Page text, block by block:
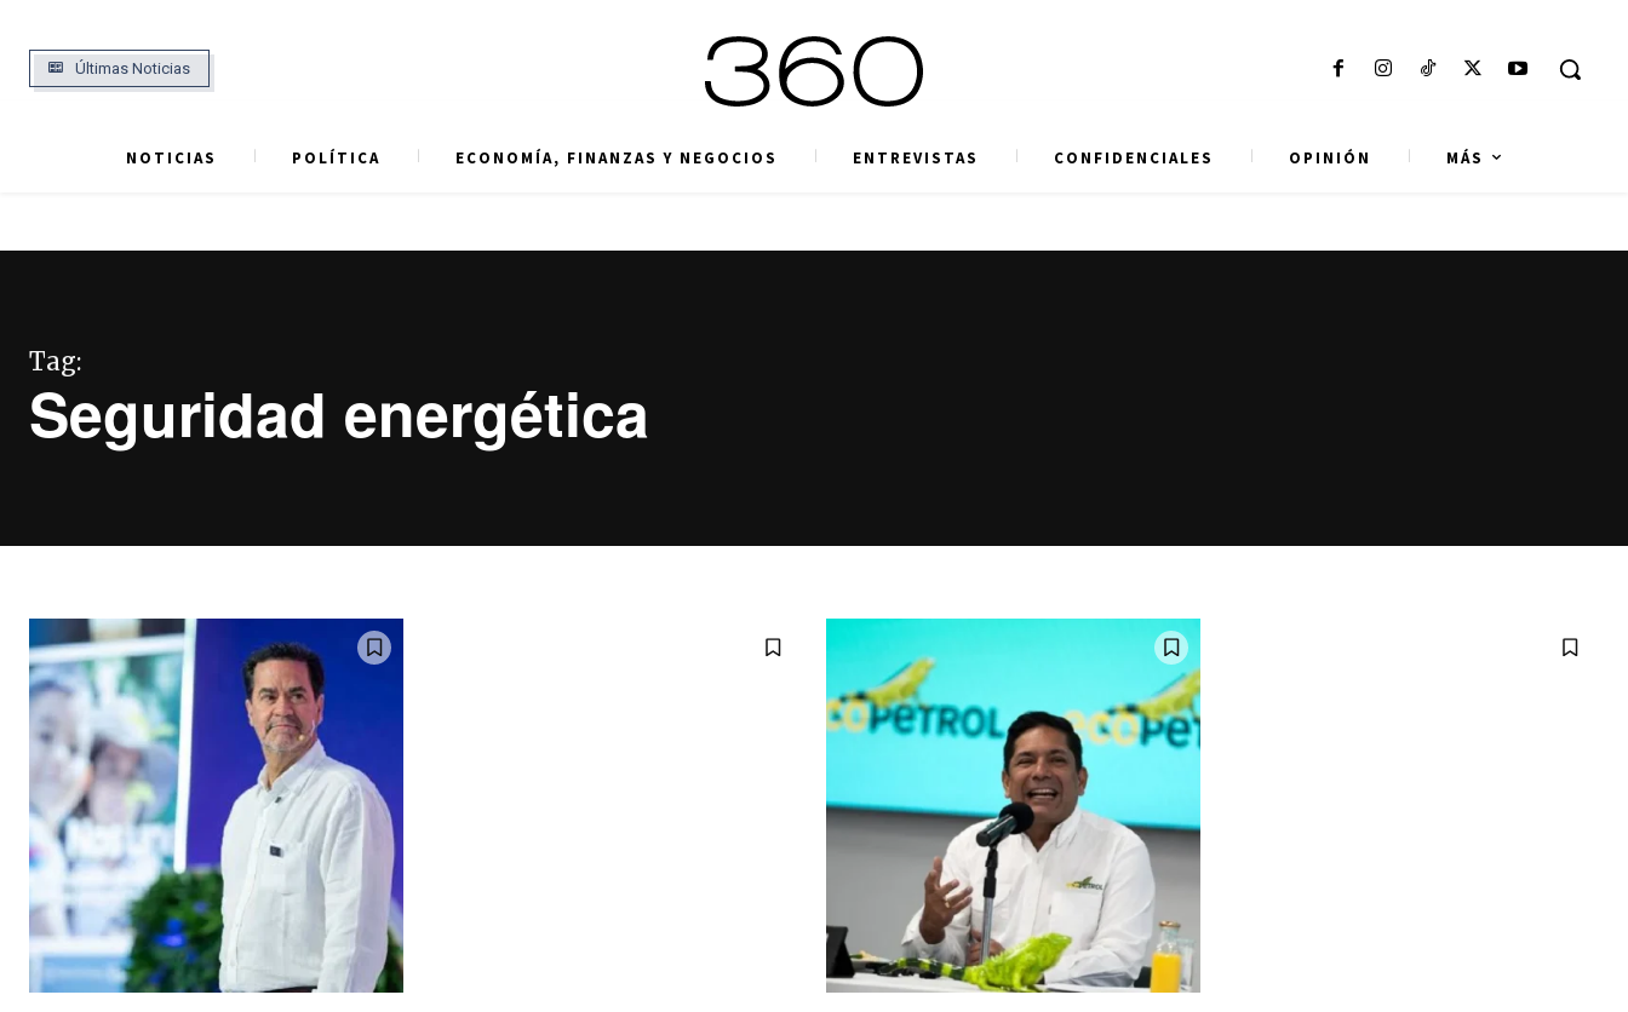
Últimas Noticias
NOTICIAS POLÍTICA ECONOMÍA, FINANZAS Y NEGOCIOS ENTREVISTAS CONFIDENCIALES OPINIÓN MÁS
Tag:
Seguridad energética